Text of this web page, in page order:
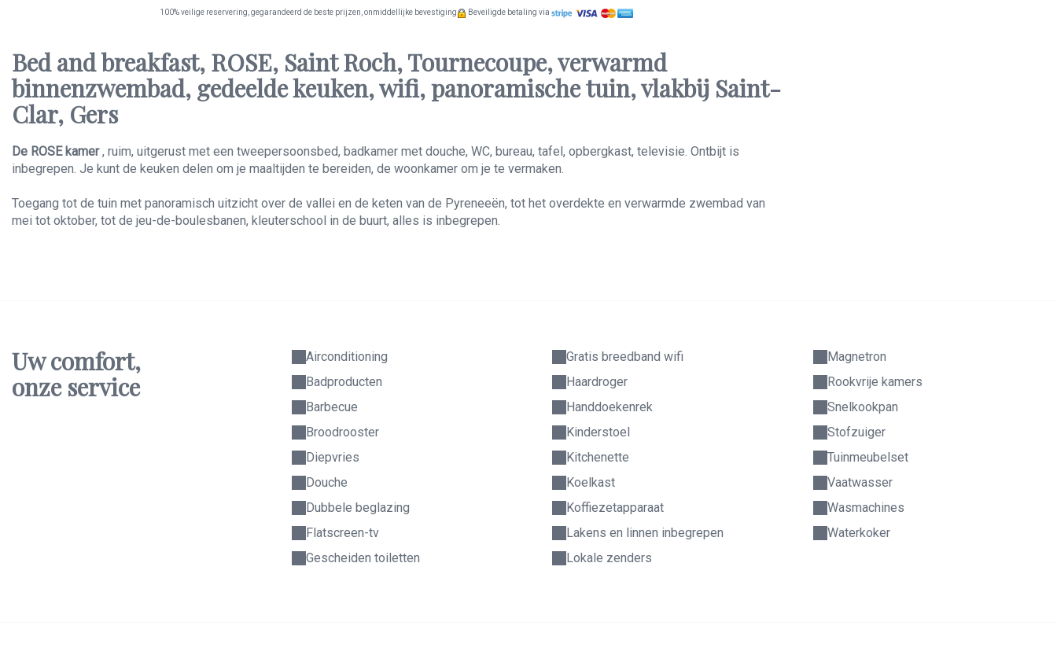
100% veilige reservering, gegarandeerd de beste prijzen, onmiddellijke bevestiging Beveiligde betaling via
Bed and breakfast, ROSE, Saint Roch, Tournecoupe, verwarmd
binnenzwembad, gedeelde keuken, wifi, panoramische tuin, vlakbij Saint-
Clar, Gers
De ROSE kamer, ruim, uitgerust met een tweepersoonsbed, badkamer met douche, WC, bureau, tafel, opbergkast, televisie. Ontbijt is
inbegrepen. Je kunt de keuken delen om je maaltijden te bereiden, de woonkamer om je te vermaken.
Toegang tot de tuin met panoramisch uitzicht over de vallei en de keten van de Pyreneeën, tot het overdekte en verwarmde zwembad van
mei tot oktober, tot de jeu-de-boulesbanen, kleuterschool in de buurt, alles is inbegrepen.
Uw comfort,
onze service
Airconditioning
Badproducten
Barbecue
Broodrooster
Diepvries
Douche
Dubbele beglazing
Flatscreen-tv
Gescheiden toiletten
Gratis breedband wifi
Haardroger
Handdoekenrek
Kinderstoel
Kitchenette
Koelkast
Koffiezetapparaat
Lakens en linnen inbegrepen
Lokale zenders
Magnetron
Rookvrije kamers
Snelkookpan
Stofzuiger
Tuinmeubelset
Vaatwasser
Wasmachines
Waterkoker